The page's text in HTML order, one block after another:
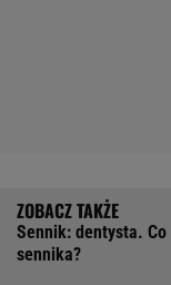
Sennik: dentysta. Co
sennika?